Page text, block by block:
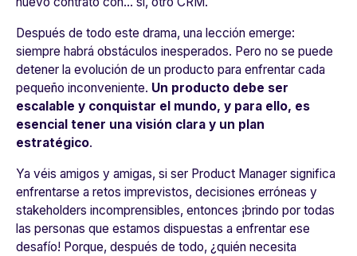
Después de todo este drama, una lección emerge:
siempre habrá obstáculos inesperados. Pero no se puede
detener la evolución de un producto para enfrentar cada
pequeño inconveniente. Un producto debe ser
escalable y conquistar el mundo, y para ello, es
esencial tener una visión clara y un plan
estratégico.
Ya véis amigos y amigas, si ser Product Manager significa
enfrentarse a retos imprevistos, decisiones erróneas y
stakeholders incomprensibles, entonces ¡brindo por todas
las personas que estamos dispuestas a enfrentar ese
desafío! Porque, después de todo, ¿quién necesita